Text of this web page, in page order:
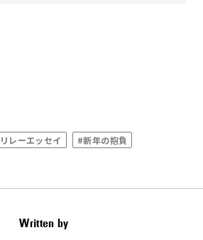
レーエッセイ #新年の抱負
Written by